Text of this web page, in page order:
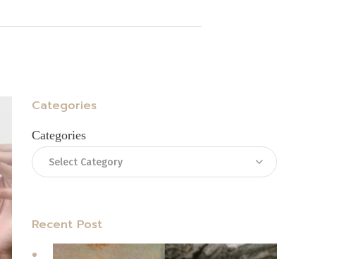
Categories
Categories
Recent Post